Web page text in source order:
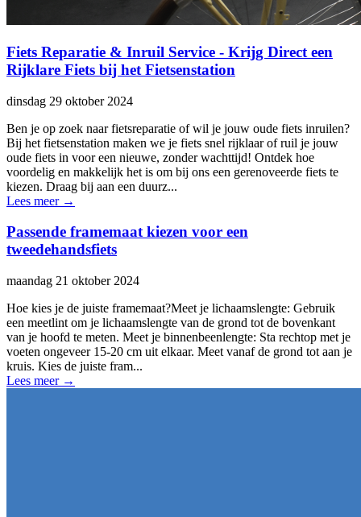
Fiets Reparatie & Inruil Service - Krijg Direct een
Rijklare Fiets bij het Fietsenstation
dinsdag 29 oktober 2024
Ben je op zoek naar fietsreparatie of wil je jouw oude fiets inruilen?
Bij het fietsenstation maken we je fiets snel rijklaar of ruil je jouw
oude fiets in voor een nieuwe, zonder wachttijd! Ontdek hoe
voordelig en makkelijk het is om bij ons een gerenoveerde fiets te
kiezen. Draag bij aan een duurz...
Lees meer →
Passende framemaat kiezen voor een
tweedehandsfiets
maandag 21 oktober 2024
Hoe kies je de juiste framemaat?Meet je lichaamslengte: Gebruik
een meetlint om je lichaamslengte van de grond tot de bovenkant
van je hoofd te meten. Meet je binnenbeenlengte: Sta rechtop met je
voeten ongeveer 15-20 cm uit elkaar. Meet vanaf de grond tot aan je
kruis. Kies de juiste fram...
Lees meer →